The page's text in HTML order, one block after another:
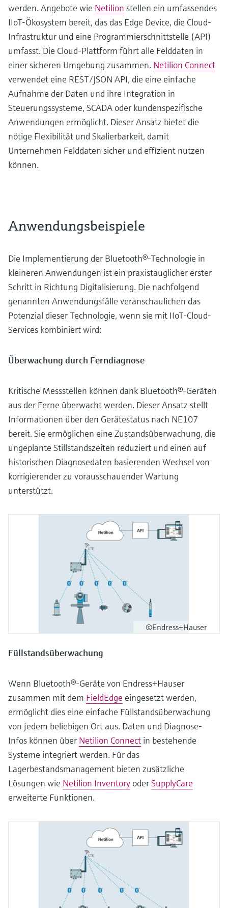
werden. Angebote wie Netilion stellen ein umfassendes
IIoT-Ökosystem bereit, das das Edge Device, die Cloud-
Infrastruktur und eine Programmierschnittstelle (API)
umfasst. Die Cloud-Plattform führt alle Felddaten in
einer sicheren Umgebung zusammen. Netilion Connect
verwendet eine REST/JSON API, die eine einfache
Aufnahme der Daten und ihre Integration in
Steuerungssysteme, SCADA oder kundenspezifische
Anwendungen ermöglicht. Dieser Ansatz bietet die
nötige Flexibilität und Skalierbarkeit, damit
Unternehmen Felddaten sicher und effizient nutzen
können.
Anwendungsbeispiele
Die Implementierung der Bluetooth®-Technologie in
kleineren Anwendungen ist ein praxistauglicher erster
Schritt in Richtung Digitalisierung. Die nachfolgend
genannten Anwendungsfälle veranschaulichen das
Potenzial dieser Technologie, wenn sie mit IIoT-Cloud-
Services kombiniert wird:
Überwachung durch Ferndiagnose
Kritische Messstellen können dank Bluetooth®-Geräten
aus der Ferne überwacht werden. Dieser Ansatz stellt
Informationen über den Gerätestatus nach NE107
bereit. Sie ermöglichen eine Zustandsüberwachung, die
ungeplante Stillstandszeiten reduziert und einen auf
historischen Diagnosedaten basierenden Wechsel von
korrigierender zu vorausschauender Wartung
unterstützt.
©Endress+Hauser
Füllstandsüberwachung
Wenn Bluetooth®-Geräte von Endress+Hauser
zusammen mit dem FieldEdge eingesetzt werden,
ermöglicht dies eine einfache Füllstandsüberwachung
von jedem beliebigen Ort aus. Daten und Diagnose-
Infos können über Netilion Connect in bestehende
Systeme integriert werden. Für das
Lagerbestandsmanagement bieten zusätzliche
Lösungen wie Netilion Inventory oderSupplyCare
erweiterte Funktionen.